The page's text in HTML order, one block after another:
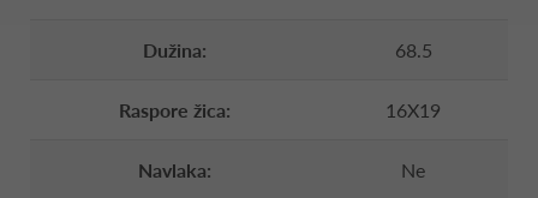
Dužina: 68.5
Raspore žica: 16X19
Navlaka: Ne